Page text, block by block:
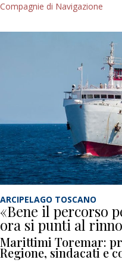
Compagnie di Navigazione
ARCIPELAGO TOSCANO
«Bene il percorso
ora si punti al
Marittimi Toremar:
Regione, sindacati e